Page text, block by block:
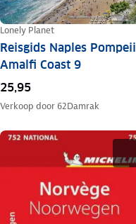
Lonely Planet
Reisgids Naples Pompeii
Amalfi Coast 9
25,95
Verkoop door 62Damrak